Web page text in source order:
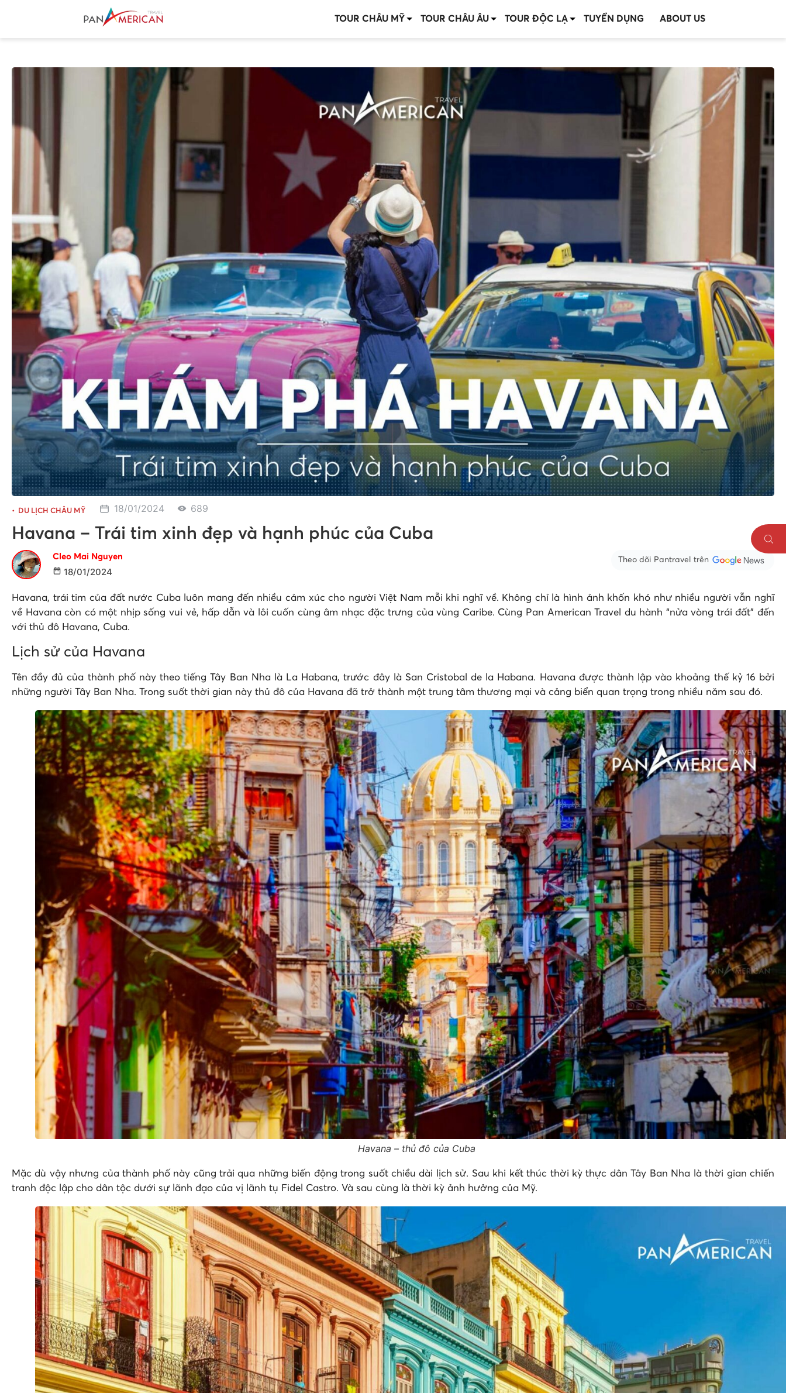
TOUR CHÂU MỸ TOUR CHÂU ÂU TOUR ĐỘC LẠ TUYỂN DỤNG ABOUT US
DU LỊCH CHÂU MỸ 18/01/2024 689
Havana – Trái tim xinh đẹp và hạnh phúc của Cuba
Cleo Mai Nguyen
18/01/2024
Theo dõi Pantravel trên
Havana, trái tim của đất nước Cuba luôn mang đến nhiều cảm xúc cho người Việt Nam mỗi khi nghĩ về. Không chỉ là hình ảnh khốn khó như nhiều người vẫn nghĩ
về Havana còn có một nhịp sống vui vẻ, hấp dẫn và lôi cuốn cùng âm nhạc đặc trưng của vùng Caribe. Cùng Pan American Travel du hành “nửa vòng trái đất” đến
với thủ đô Havana, Cuba.
Lịch sử của Havana
Tên đầy đủ của thành phố này theo tiếng Tây Ban Nha là La Habana, trước đây là San Cristobal de la Habana. Havana được thành lập vào khoảng thế kỷ 16 bởi
những người Tây Ban Nha. Trong suốt thời gian này thủ đô của Havana đã trở thành một trung tâm thương mại và cảng biển quan trọng trong nhiều năm sau đó.
Havana – thủ đô của Cuba
Mặc dù vậy nhưng của thành phố này cũng trải qua những biến động trong suốt chiều dài lịch sử. Sau khi kết thúc thời kỳ thực dân Tây Ban Nha là thời gian chiến
tranh độc lập cho dân tộc dưới sự lãnh đạo của vị lãnh tụ Fidel Castro. Và sau cùng là thời kỳ ảnh hưởng của Mỹ.